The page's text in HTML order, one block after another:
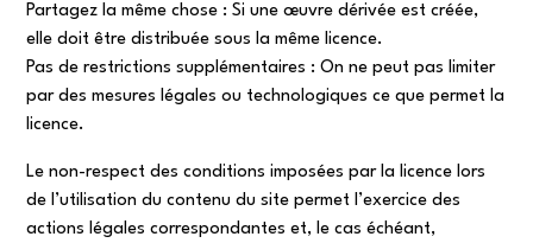
Partagez la même chose : Si une œuvre dérivée est créée,
elle doit être distribuée sous la même licence.
Pas de restrictions supplémentaires : On ne peut pas limiter
par des mesures légales ou technologiques ce que permet la
licence.
Le non-respect des conditions imposées par la licence lors
de l’utilisation du contenu du site permet l’exercice des
actions légales correspondantes et, le cas échéant,